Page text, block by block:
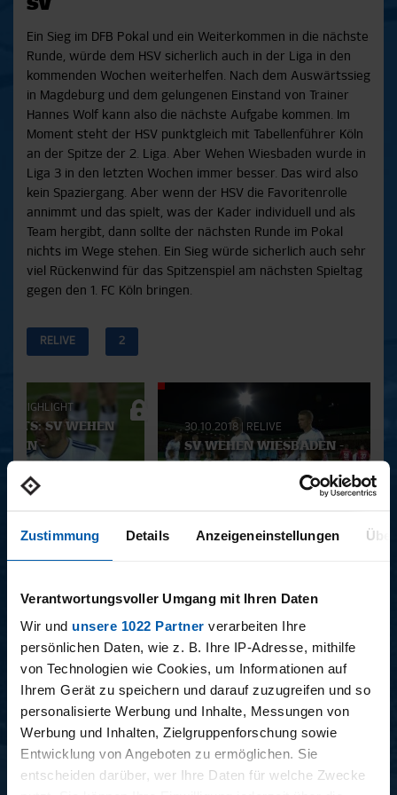
Zustimmung Details Anzeigeneinstellungen
Verantwortungsvoller Umgang mit Ihren Daten
Wir und unsere 1022 Partner verarbeiten Ihre
persönlichen Daten, wie z. B. Ihre IP-Adresse, mithilfe
von Technologien wie Cookies, um Informationen auf
Ihrem Gerät zu speichern und darauf zuzugreifen und so
personalisierte Werbung und Inhalte, Messungen von
Werbung und Inhalten, Zielgruppenforschung sowie
Entwicklung von Angeboten zu ermöglichen. Sie
entscheiden darüber, wer Ihre Daten für welche Zwecke
SV
Ein Sieg im DFB Pokal und ein Weiterkommen in die nächste
Runde, würde dem HSV sicherlich auch in der Liga in den
kommenden Wochen weiterhelfen. Nach dem Auswärtssieg
in Magdeburg und dem gelungenen Einstand von Trainer
Hannes Wolf kann also die nächste Aufgabe kommen. Im
Moment steht der HSV punktgleich mit Tabellenführer Köln
an der Spitze der 2. Liga. Aber Wehen Wiesbaden wurde in
Liga 3 in den letzten Wochen immer besser. Das wird also
kein Spaziergang. Aber wenn der HSV die Favoritenrolle
annimmt und das spielt, was der Kader individuell und als
Team hergibt, dann sollte der nächsten Runde im Pokal
nichts im Wege stehen. Ein Sieg würde sicherlich auch sehr
viel Rückenwind für das Spitzenspiel am nächsten Spieltag
gegen den 1. FC Köln bringen.
RELIVE 2
Aktuelle
Playlist
HIGHLIGHT
SV WEHEN
-
SV
30.10.2018 RELIVE
SV WEHEN WIESBADEN -
ALWAYS HAMBURG - DAS
15.12.2025
15 - STAFF-TALK
11.12.2025